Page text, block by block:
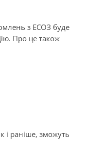
з ЕСОЗ буде
Про це також
і раніше, зможуть